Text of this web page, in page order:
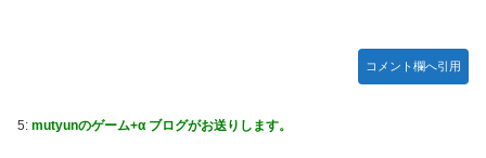
【艦これ】ジャージ鹿島 他
コメント欄へ引用
5: mutyunのゲーム+α ブログがお送りします。